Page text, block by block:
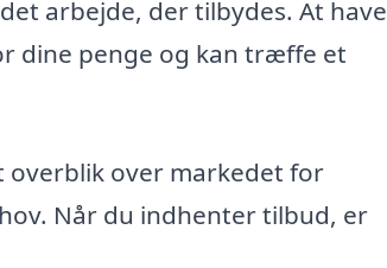
arbejde, der tilbydes. At have
dine penge og kan træffe et
over markedet for
Når du indhenter tilbud, er